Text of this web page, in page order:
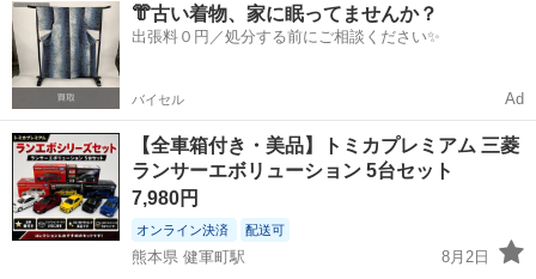
タンデムバー欠品でしたので中古取り付け。 ヘッドライトLED、ポジ
ションLEDに変更 ...
👘古い着物、家に眠ってませんか？
出張料０円／処分する前にご相談ください✨
バイセル Ad
【全車箱付き・美品】トミカプレミアム 三菱
ランサーエボリューション 5台セット
7,980円
オンライン決済 配送可
熊本県 健軍町駅
8月2日